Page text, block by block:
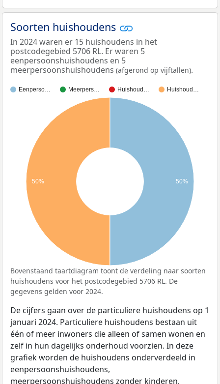
Soorten huishoudens
In 2024 waren er 15 huishoudens in het
postcodegebied 5706 RL. Er waren 5
eenpersoonshuishoudens en 5
meerpersoonshuishoudens (afgerond op vijftallen).
Eenperso… Meerpers… Huishoud… Huishoud…
50% 50%
Bovenstaand taartdiagram toont de verdeling naar soorten
huishoudens voor het postcodegebied 5706 RL. De
gegevens gelden voor 2024.
De cijfers gaan over de particuliere huishoudens op 1
januari 2024. Particuliere huishoudens bestaan uit
één of meer inwoners die alleen of samen wonen en
zelf in hun dagelijks onderhoud voorzien. In deze
grafiek worden de huishoudens onderverdeeld in
eenpersoonshuishoudens,
meerpersoonshuishoudens zonder kinderen,